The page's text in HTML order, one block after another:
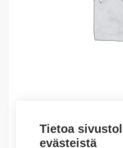
Tietoa
evästeistä
Outlet – Erikoishinnat
(X) Arc-fault-tested